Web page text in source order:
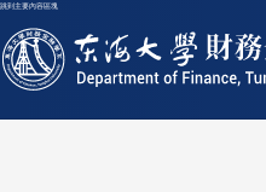
跳到主要內容區塊
東海大學logo